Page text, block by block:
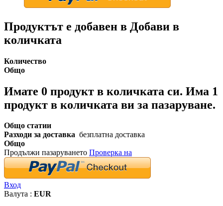
Продуктът е добавен в Добави в
количката
Количество
Общо
Имате 0 продукт в количката си. Има 1
продукт в количката ви за пазаруване.
Общо статии
Разходи за доставка безплатна доставка
Общо
Продължи пазаруването Проверка на
Вход
Валута : EUR